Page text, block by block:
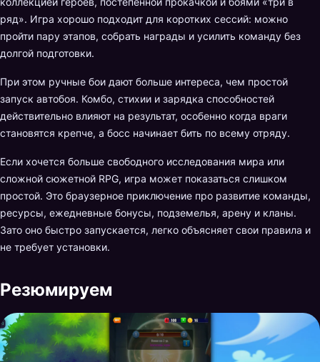
ряд». Игра хорошо подходит для коротких сессий: можно
пройти пару этапов, собрать награды и усилить команду без
долгой подготовки.
При этом ручные бои дают больше интереса, чем простой
запуск автобоя. Комбо, стихии и зарядка способностей
действительно влияют на результат, особенно когда враги
становятся крепче, а босс начинает бить по всему отряду.
Если хочется больше свободного исследования мира или
сложной сюжетной RPG, игра может показаться слишком
простой. Это браузерное приключение про развитие команды,
ресурсы, ежедневные бонусы, подземелья, арену и кланы.
Зато оно быстро запускается, легко объясняет свои правила и
не требует установки.
Резюмируем